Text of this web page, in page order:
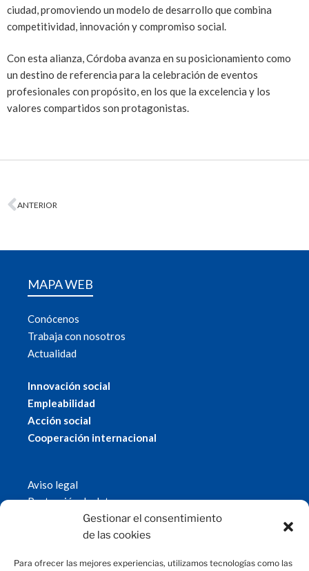
Gestionar el consentimiento
de las cookies
Para ofrecer las mejores experiencias, utilizamos tecnologías como las
ciudad, promoviendo un modelo de desarrollo que combina
competitividad, innovación y compromiso social.
Con esta alianza, Córdoba avanza en su posicionamiento como
un destino de referencia para la celebración de eventos
profesionales con propósito, en los que la excelencia y los
valores compartidos son protagonistas.
ANTERIOR
MAPA WEB
Conócenos
Trabaja con nosotros
Actualidad
Innovación social
Empleabilidad
Acción social
Cooperación internacional
Aviso legal
Protección de datos
Política de cookies
© 2019 Fundación Magtel.